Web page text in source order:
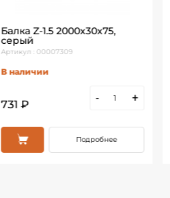
Балка Z-1.5 2000х30х75,
серый
Артикул : 00007309
В наличии
731 ₽
- +
Подробнее